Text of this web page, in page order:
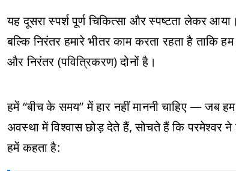
यह दूसरा स्पर्श पूर्ण चिकित्सा और स्पष्टता लेकर
बल्कि निरंतर हमारे भीतर काम करता रहता है ताकि
और निरंतर (पवित्रिकरण) दोनों है।
हमें “बीच के समय” में हार नहीं माननी चाहिए — जब
अवस्था में विश्वास छोड़ देते हैं, सोचते हैं कि परमेश्वर
हमें कहता है: